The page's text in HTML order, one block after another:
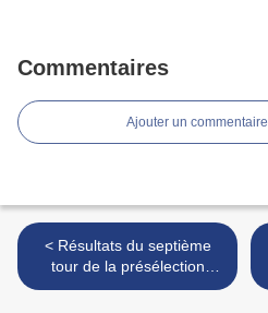
Commentaires
Ajouter un commentaire
< Résultats du septième
tour de la présélection
lituanienne